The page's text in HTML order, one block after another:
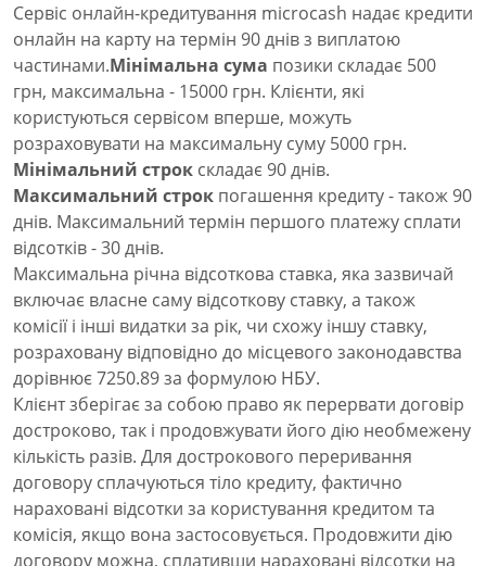
Сервіс онлайн-кредитування microcash надає кредити
онлайн на карту на термін 90 днів з виплатою
частинами.Мінімальна сума позики складає 500
грн, максимальна - 15000 грн. Клієнти, які
користуються сервісом вперше, можуть
розраховувати на максимальну суму 5000 грн.
Мінімальний строк складає 90 днів.
Максимальний строк погашення кредиту - також 90
днів. Максимальний термін першого платежу сплати
відсотків - 30 днів.
Максимальна річна відсоткова ставка, яка зазвичай
включає власне саму відсоткову ставку, а також
комісії і інші видатки за рік, чи схожу іншу ставку,
розраховану відповідно до місцевого законодавства
дорівнює 7250.89 за формулою НБУ.
Клієнт зберігає за собою право як перервати договір
достроково, так і продовжувати його дію необмежену
кількість разів. Для дострокового переривання
договору сплачуються тіло кредиту, фактично
нараховані відсотки за користування кредитом та
комісія, якщо вона застосовується. Продовжити дію
договору можна, сплативши нараховані відсотки на